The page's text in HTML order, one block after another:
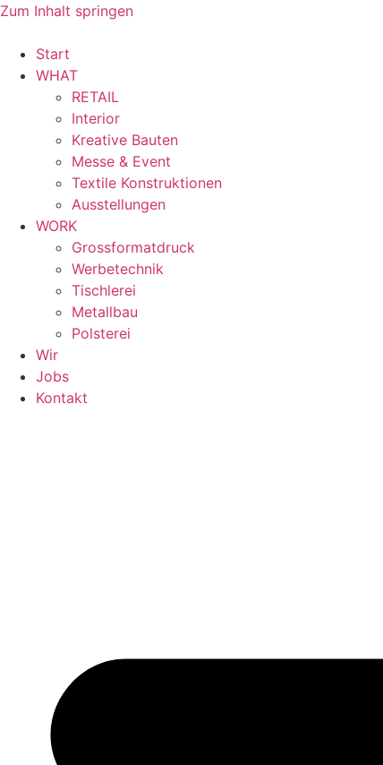
Zum Inhalt springen
Start
WHAT
RETAIL
Interior
Kreative Bauten
Messe & Event
Textile Konstruktionen
Ausstellungen
WORK
Grossformatdruck
Werbetechnik
Tischlerei
Metallbau
Polsterei
Wir
Jobs
Kontakt